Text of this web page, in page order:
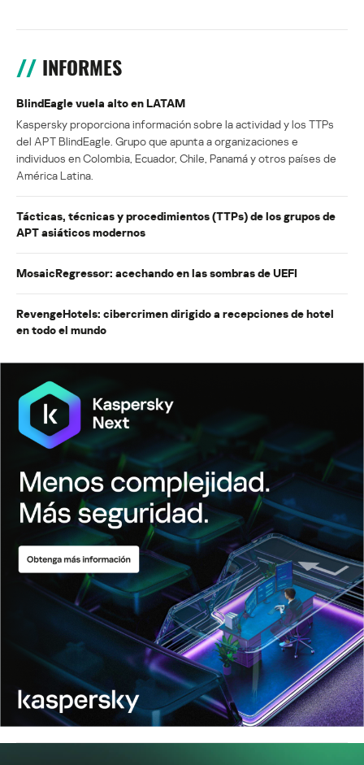
INFORMES
BlindEagle vuela alto en LATAM
Kaspersky proporciona información sobre la actividad y los TTPs
del APT BlindEagle. Grupo que apunta a organizaciones e
individuos en Colombia, Ecuador, Chile, Panamá y otros países de
América Latina.
Tácticas, técnicas y procedimientos (TTPs) de los grupos de
APT asiáticos modernos
MosaicRegressor: acechando en las sombras de UEFI
RevengeHotels: cibercrimen dirigido a recepciones de hotel
en todo el mundo